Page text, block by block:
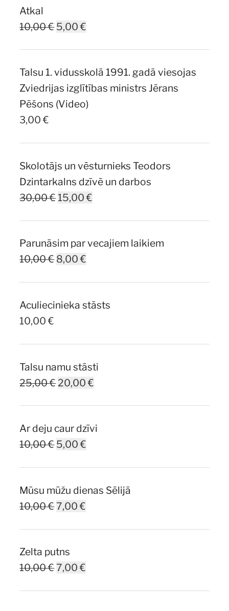
Atkal
10,00€Original
10,00 €.
5,00€
5,00 €.
Talsu 1. vidusskolā 1991. gadā viesojas
Zviedrijas izglītības ministrs Jērans
Pēšons (Video)
3,00€
Skolotājs un vēsturnieks Teodors
Dzintarkalns dzīvē un darbos
30,00€Original
30,00 €.
15,00€
15,00 €.
Parunāsim par vecajiem laikiem
10,00€Original
10,00 €.
8,00€
8,00 €.
Aculiecinieka stāsts
10,00€
Talsu namu stāsti
25,00€Original
25,00 €.
20,00€
20,00 €.
Ar deju caur dzīvi
10,00€Original
10,00 €.
5,00€
5,00 €.
Mūsu mūžu dienas Sēlijā
10,00€Original
10,00 €.
7,00€
Zelta putns
10,00€Original
7,00€